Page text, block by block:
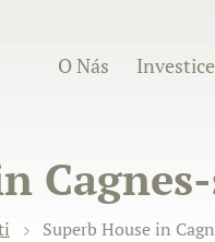
O Nás Investice
Superb House in